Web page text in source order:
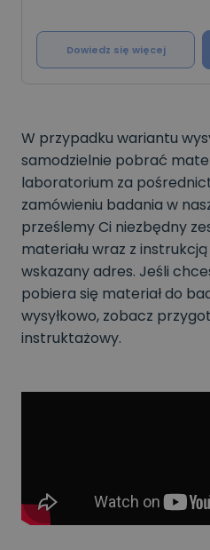
brzucha, biegunki, źle c
Dowiedz się więcej
W przypadku wariantu
samodzielnie pobrać
laboratorium za
zamówieniu badania w
prześlemy Ci niezbędny
materiału wraz z
wskazany adres. Jeśli
pobiera się materiał do
wysyłkowo, zobacz
instruktażowy.